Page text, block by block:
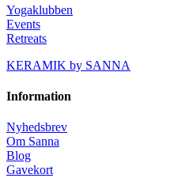
Yogaklubben
Events
Retreats
KERAMIK by SANNA
Information
Nyhedsbrev
Om Sanna
Blog
Gavekort